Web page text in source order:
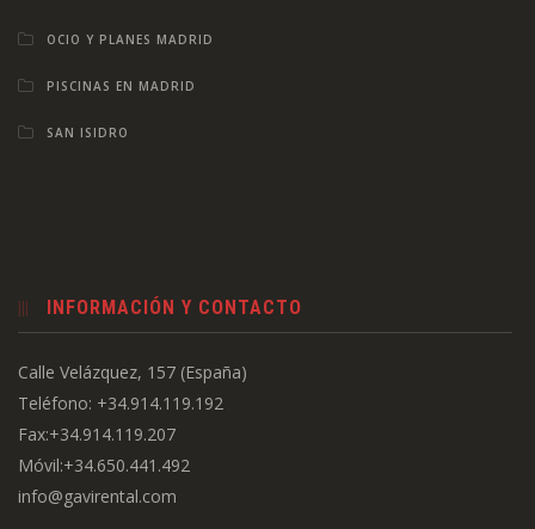
OCIO Y PLANES MADRID
PISCINAS EN MADRID
SAN ISIDRO
INFORMACIÓN Y CONTACTO
Calle Velázquez, 157 (España)
Teléfono: +34.914.119.192
Fax:+34.914.119.207
Móvil:+34.650.441.492
info@gavirental.com